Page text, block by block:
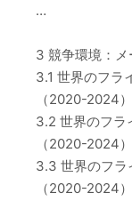
…
3 競争環境：
3.1 世界のフラ
（2020-2024）
3.2 世界のフラ
（2020-2024）
3.3 世界のフラ
（2020-2024）